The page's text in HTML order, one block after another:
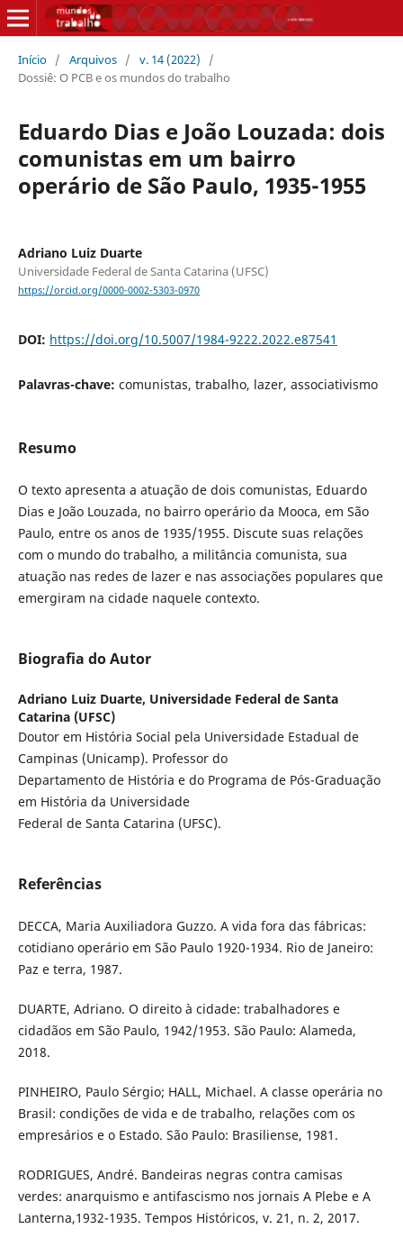
Início / Arquivos / v. 14 (2022)
/
Dossiê: O PCB e os mundos do trabalho
Eduardo Dias e João Louzada: dois
comunistas em um bairro
operário de São Paulo, 1935-1955
Adriano Luiz Duarte
Universidade Federal de Santa Catarina (UFSC)
https://orcid.org/0000-0002-5303-0970
DOI: https://doi.org/10.5007/1984-9222.2022.e87541
Palavras-chave: comunistas, trabalho, lazer, associativismo
Resumo
O texto apresenta a atuação de dois comunistas, Eduardo
Dias e João Louzada, no bairro operário da Mooca, em São
Paulo, entre os anos de 1935/1955. Discute suas relações
com o mundo do trabalho, a militância comunista, sua
atuação nas redes de lazer e nas associações populares que
emergiram na cidade naquele contexto.
Biografia do Autor
Adriano Luiz Duarte, Universidade Federal de Santa
Catarina (UFSC)
Doutor em História Social pela Universidade Estadual de
Campinas (Unicamp). Professor do
Departamento de História e do Programa de Pós-Graduação
em História da Universidade
Federal de Santa Catarina (UFSC).
Referências
DECCA, Maria Auxiliadora Guzzo. A vida fora das fábricas:
cotidiano operário em São Paulo 1920-1934. Rio de Janeiro:
Paz e terra, 1987.
DUARTE, Adriano. O direito à cidade: trabalhadores e
cidadãos em São Paulo, 1942/1953. São Paulo: Alameda,
2018.
PINHEIRO, Paulo Sérgio; HALL, Michael. A classe operária no
Brasil: condições de vida e de trabalho, relações com os
empresários e o Estado. São Paulo: Brasiliense, 1981.
RODRIGUES, André. Bandeiras negras contra camisas
verdes: anarquismo e antifascismo nos jornais A Plebe e A
Lanterna,1932-1935. Tempos Históricos, v. 21, n. 2, 2017.